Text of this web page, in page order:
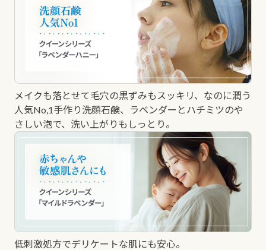
メイクも落とせて毛穴の黒ずみもスッキリ、なのに潤う
人気No,1手作り洗顔石鹸、ラベンダーとハチミツのや
さしい泡で、洗い上がりもしっとり。
低刺激処方でデリケートな肌にも安心。